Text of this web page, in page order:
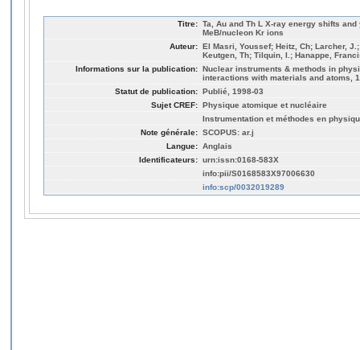
Titre: Ta, Au and Th L X-ray energy shifts
MeB/nucleon Kr ions
Auteur: El Masri, Youssef; Heitz, Ch; Larcher,
Keutgen, Th; Tilquin, I.; Hanappe,
Informations sur la publication: Nuclear instruments & methods in
interactions with materials and atoms,
Statut de publication: Publié, 1998-03
Sujet CREF: Physique atomique et nucléaire
Instrumentation et méthodes en
Note générale: SCOPUS: ar.j
Langue: Anglais
Identificateurs: urn:issn:0168-583X
info:pii/S0168583X97006630
info:scp/0032019289